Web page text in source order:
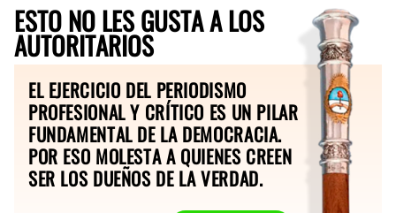
ESTO NO LES GUSTA A LOS
AUTORITARIOS
EL EJERCICIO DEL PERIODISMO
PROFESIONAL Y CRÍTICO ES UN PILAR
FUNDAMENTAL DE LA DEMOCRACIA.
POR ESO MOLESTA A QUIENES CREEN
SER LOS DUEÑOS DE LA VERDAD.